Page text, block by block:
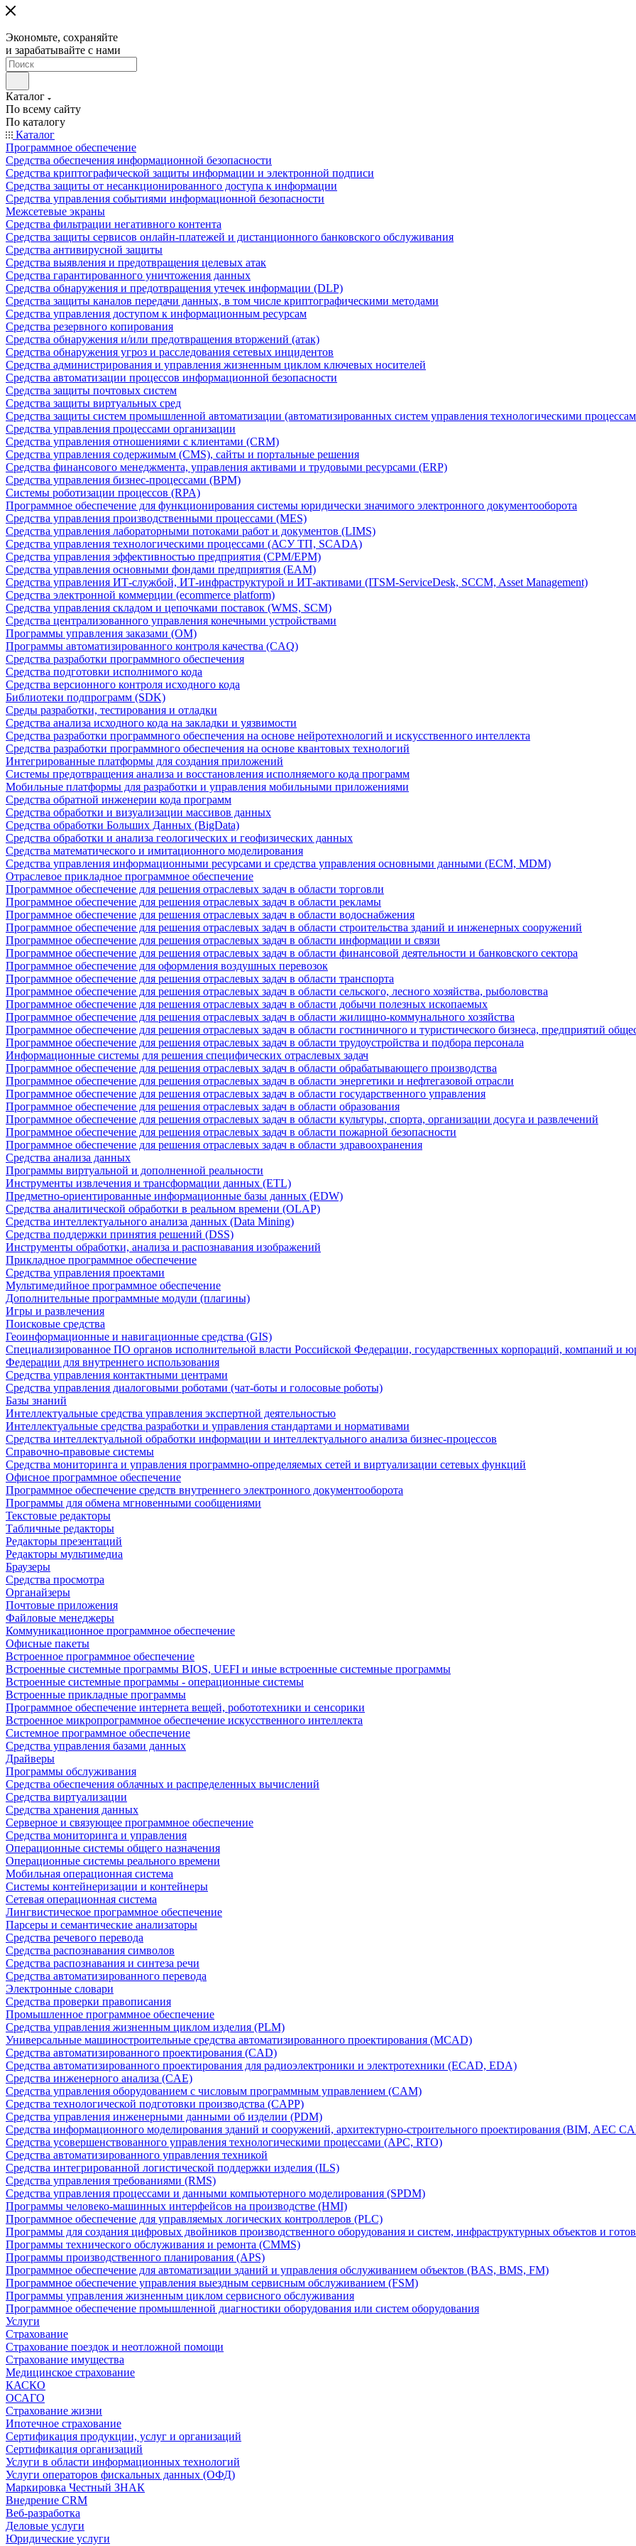
Экономьте, сохраняйте
и зарабатывайте с нами
Каталог
По всему сайту
По каталогу
Каталог
Программное обеспечение
Средства обеспечения информационной безопасности
Средства криптографической защиты информации и электронной подписи
Средства защиты от несанкционированного доступа к информации
Средства управления событиями информационной безопасности
Межсетевые экраны
Средства фильтрации негативного контента
Средства защиты сервисов онлайн-платежей и дистанционного банковского обслуживания
Средства антивирусной защиты
Средства выявления и предотвращения целевых атак
Средства гарантированного уничтожения данных
Средства обнаружения и предотвращения утечек информации (DLP)
Средства защиты каналов передачи данных, в том числе криптографическими методами
Средства управления доступом к информационным ресурсам
Средства резервного копирования
Средства обнаружения и/или предотвращения вторжений (атак)
Средства обнаружения угроз и расследования сетевых инцидентов
Средства администрирования и управления жизненным циклом ключевых носителей
Средства автоматизации процессов информационной безопасности
Средства защиты почтовых систем
Средства защиты виртуальных сред
Средства защиты систем промышленной автоматизации (автоматизированных систем управления технологическими
Средства управления процессами организации
Средства управления отношениями с клиентами (CRM)
Средства управления содержимым (CMS), сайты и портальные решения
Средства финансового менеджмента, управления активами и трудовыми ресурсами (ERP)
Средства управления бизнес-процессами (BPM)
Системы роботизации процессов (RPA)
Программное обеспечение для функционирования системы юридически значимого электронного документооборота
Средства управления производственными процессами (MES)
Средства управления лабораторными потоками работ и документов (LIMS)
Средства управления технологическими процессами (АСУ ТП, SCADA)
Средства управления эффективностью предприятия (CPM/EPM)
Средства управления основными фондами предприятия (EAM)
Средства управления ИТ-службой, ИТ-инфраструктурой и ИТ-активами (ITSM-ServiceDesk, SCCM, Asset Management)
Средства электронной коммерции (ecommerce platform)
Средства управления складом и цепочками поставок (WMS, SCM)
Средства централизованного управления конечными устройствами
Программы управления заказами (OM)
Программы автоматизированного контроля качества (CAQ)
Средства разработки программного обеспечения
Средства подготовки исполнимого кода
Средства версионного контроля исходного кода
Библиотеки подпрограмм (SDK)
Среды разработки, тестирования и отладки
Средства анализа исходного кода на закладки и уязвимости
Средства разработки программного обеспечения на основе нейротехнологий и искусственного интеллекта
Средства разработки программного обеспечения на основе квантовых технологий
Интегрированные платформы для создания приложений
Системы предотвращения анализа и восстановления исполняемого кода программ
Мобильные платформы для разработки и управления мобильными приложениями
Средства обратной инженерии кода программ
Средства обработки и визуализации массивов данных
Средства обработки Больших Данных (BigData)
Средства обработки и анализа геологических и геофизических данных
Средства математического и имитационного моделирования
Средства управления информационными ресурсами и средства управления основными данными (ECM, MDM)
Отраслевое прикладное программное обеспечение
Программное обеспечение для решения отраслевых задач в области торговли
Программное обеспечение для решения отраслевых задач в области рекламы
Программное обеспечение для решения отраслевых задач в области водоснабжения
Программное обеспечение для решения отраслевых задач в области строительства зданий и инженерных сооружений
Программное обеспечение для решения отраслевых задач в области информации и связи
Программное обеспечение для решения отраслевых задач в области финансовой деятельности и банковского сектора
Программное обеспечение для оформления воздушных перевозок
Программное обеспечение для решения отраслевых задач в области транспорта
Программное обеспечение для решения отраслевых задач в области сельского, лесного хозяйства, рыболовства
Программное обеспечение для решения отраслевых задач в области добычи полезных ископаемых
Программное обеспечение для решения отраслевых задач в области жилищно-коммунального хозяйства
Программное обеспечение для решения отраслевых задач в области гостиничного и туристического бизнеса, предприятий
Программное обеспечение для решения отраслевых задач в области трудоустройства и подбора персонала
Информационные системы для решения специфических отраслевых задач
Программное обеспечение для решения отраслевых задач в области обрабатывающего производства
Программное обеспечение для решения отраслевых задач в области энергетики и нефтегазовой отрасли
Программное обеспечение для решения отраслевых задач в области государственного управления
Программное обеспечение для решения отраслевых задач в области образования
Программное обеспечение для решения отраслевых задач в области культуры, спорта, организации досуга и развлечений
Программное обеспечение для решения отраслевых задач в области пожарной безопасности
Программное обеспечение для решения отраслевых задач в области здравоохранения
Средства анализа данных
Программы виртуальной и дополненной реальности
Инструменты извлечения и трансформации данных (ETL)
Предметно-ориентированные информационные базы данных (EDW)
Средства аналитической обработки в реальном времени (OLAP)
Средства интеллектуального анализа данных (Data Mining)
Средства поддержки принятия решений (DSS)
Инструменты обработки, анализа и распознавания изображений
Прикладное программное обеспечение
Средства управления проектами
Мультимедийное программное обеспечение
Дополнительные программные модули (плагины)
Игры и развлечения
Поисковые средства
Геоинформационные и навигационные средства (GIS)
Специализированное ПО органов исполнительной власти Российской Федерации, государственных корпораций, компаний и
Федерации для внутреннего использования
Средства управления контактными центрами
Средства управления диалоговыми роботами (чат-боты и голосовые роботы)
Базы знаний
Интеллектуальные средства управления экспертной деятельностью
Интеллектуальные средства разработки и управления стандартами и нормативами
Средства интеллектуальной обработки информации и интеллектуального анализа бизнес-процессов
Справочно-правовые системы
Средства мониторинга и управления программно-определяемых сетей и виртуализации сетевых функций
Офисное программное обеспечение
Программное обеспечение средств внутреннего электронного документооборота
Программы для обмена мгновенными сообщениями
Текстовые редакторы
Табличные редакторы
Редакторы презентаций
Редакторы мультимедиа
Браузеры
Средства просмотра
Органайзеры
Почтовые приложения
Файловые менеджеры
Коммуникационное программное обеспечение
Офисные пакеты
Встроенное программное обеспечение
Встроенные системные программы BIOS, UEFI и иные встроенные системные программы
Встроенные системные программы - операционные системы
Встроенные прикладные программы
Программное обеспечение интернета вещей, робототехники и сенсорики
Встроенное микропрограммное обеспечение искусственного интеллекта
Системное программное обеспечение
Средства управления базами данных
Драйверы
Программы обслуживания
Средства обеспечения облачных и распределенных вычислений
Средства виртуализации
Средства хранения данных
Серверное и связующее программное обеспечение
Средства мониторинга и управления
Операционные системы общего назначения
Операционные системы реального времени
Мобильная операционная система
Системы контейнеризации и контейнеры
Сетевая операционная система
Лингвистическое программное обеспечение
Парсеры и семантические анализаторы
Средства речевого перевода
Средства распознавания символов
Средства распознавания и синтеза речи
Средства автоматизированного перевода
Электронные словари
Средства проверки правописания
Промышленное программное обеспечение
Средства управления жизненным циклом изделия (PLM)
Универсальные машиностроительные средства автоматизированного проектирования (MCAD)
Средства автоматизированного проектирования (CAD)
Средства автоматизированного проектирования для радиоэлектроники и электротехники (ECAD, EDA)
Средства инженерного анализа (CAE)
Средства управления оборудованием с числовым программным управлением (CAM)
Средства технологической подготовки производства (CAPP)
Средства управления инженерными данными об изделии (PDM)
Средства информационного моделирования зданий и сооружений, архитектурно-строительного проектирования (BIM, AEC
Средства усовершенствованного управления технологическими процессами (APC, RTO)
Средства автоматизированного управления техникой
Средства интегрированной логистической поддержки изделия (ILS)
Средства управления требованиями (RMS)
Средства управления процессами и данными компьютерного моделирования (SPDM)
Программы человеко-машинных интерфейсов на производстве (HMI)
Программное обеспечение для управляемых логических контроллеров (PLC)
Программы для создания цифровых двойников производственного оборудования и систем, инфраструктурных объектов и
Программы технического обслуживания и ремонта (CMMS)
Программы производственного планирования (APS)
Программное обеспечение для автоматизации зданий и управления обслуживанием объектов (BAS, BMS, FM)
Программное обеспечение управления выездным сервисным обслуживанием (FSM)
Программы управления жизненным циклом сервисного обслуживания
Программное обеспечение промышленной диагностики оборудования или систем оборудования
Услуги
Страхование
Страхование поездок и неотложной помощи
Страхование имущества
Медицинское страхование
КАСКО
ОСАГО
Страхование жизни
Ипотечное страхование
Сертификация продукции, услуг и организаций
Сертификация организаций
Услуги в области информационных технологий
Услуги операторов фискальных данных (ОФД)
Маркировка Честный ЗНАК
Внедрение CRM
Веб-разработка
Деловые услуги
Юридические услуги